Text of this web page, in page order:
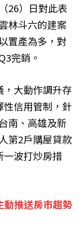
26）日對此表
林斗六的建案
置產為多，對
完銷。
，大動作調升存
信用管制，針
南、高雄及新
第2戶購屋貸款
一波打炒房措
動推送房市趨勢